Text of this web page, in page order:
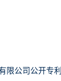
限公司公开专